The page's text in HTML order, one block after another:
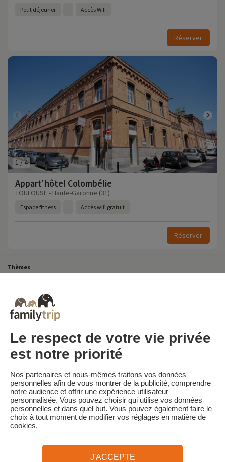
Petit déjeuner Accès Wifi
Réserver
1/4
Appart'hôtel Colombélie
TOULOUSE - Haute-Garonne (31)
Espace fitness Accès wifi gratuit
Réserver
Thèmes
Court séjour de dernière minute
Court séjour Insolite
Destinations
Vacances au Ski en France
Familytrip
Qui sommes-nous?
CGV et Charte de Confidentialité
La Presse parle de nous
Partenaires FAQ Blog Plan du site
Paiement sécurisé Réalisé par Sooyoos
Besoin d’aide ? 09 72 26 99 33
Le respect de votre vie privée
est notre priorité
Nos partenaires et nous-mêmes traitons vos données
personnelles afin de vous montrer de la publicité, comprendre
notre audience et offrir une expérience utilisateur
personnalisée. Vous pouvez choisir qui utilise vos données
personnelles et dans quel but. Vous pouvez également faire le
choix à tout moment de modifier vos réglages en matière de
cookies.
J'ACCEPTE